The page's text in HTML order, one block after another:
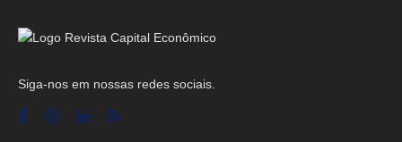
Siga-nos em nossas redes sociais.